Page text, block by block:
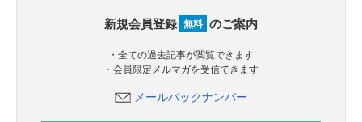
新規会員登録 無料 のご案内
・全ての過去記事が閲覧できます
・会員限定メルマガを受信できます
メールバックナンバー